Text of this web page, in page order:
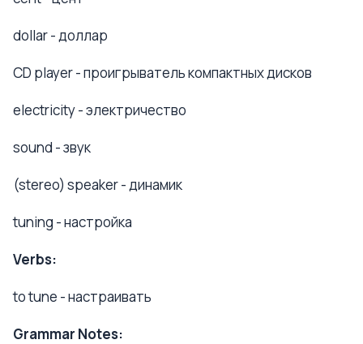
dollar - доллар
CD player - проигрыватель компактных дисков
electricity - электричество
sound - звук
(stereo) speaker - динамик
tuning - настройка
Verbs:
to tune - настраивать
Grammar Notes: